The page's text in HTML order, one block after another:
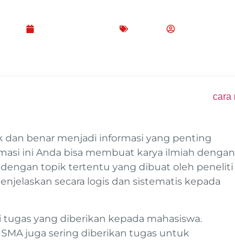
dan benar menjadi informasi yang penting
ini Anda bisa membuat karya ilmiah dengan
topik tertentu yang dibuat oleh peneliti
secara logis dan sistematis kepada
yang diberikan kepada mahasiswa.
juga sering diberikan tugas untuk